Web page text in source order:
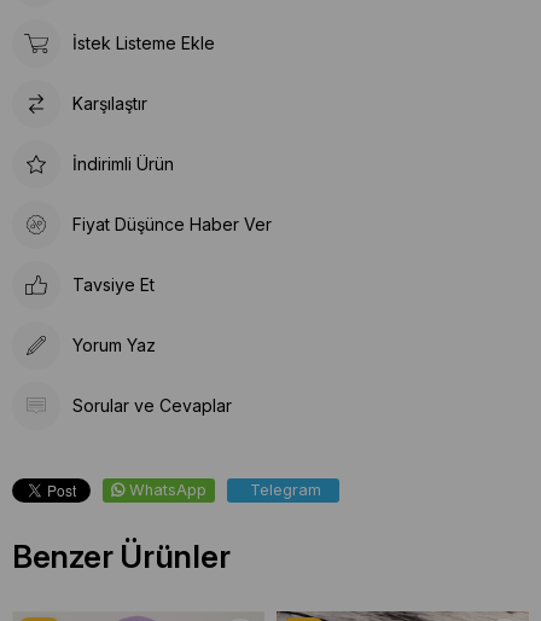
İstek Listeme Ekle
Karşılaştır
İndirimli Ürün
Fiyat Düşünce Haber Ver
Tavsiye Et
Yorum Yaz
Sorular ve Cevaplar
WhatsApp Telegram
Benzer Ürünler